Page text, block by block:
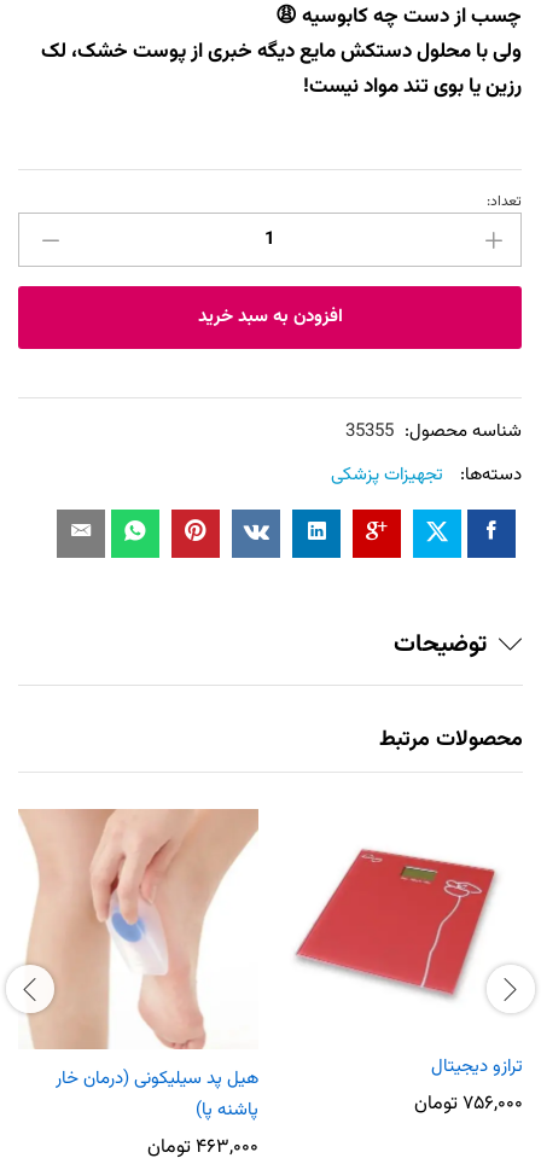
چسب از دست چه کابوسیه 😩
ولی با محلول دستکش مایع دیگه خبری از پوست خشک، لک
رزین یا بوی تند مواد نیست!
دستکش
مایع
فست
حجم
30
تعداد:
افزودن به سبد خرید
شناسه محصول: 35355
دسته‌ها:
تجهیزات پزشکی
توضیحات
محصولات مرتبط
ترازو دیجیتال
۷۵۶,۰۰۰تومان
هیل پد سیلیکونی (درمان خار
پاشنه پا)
۴۶۳,۰۰۰ تومان